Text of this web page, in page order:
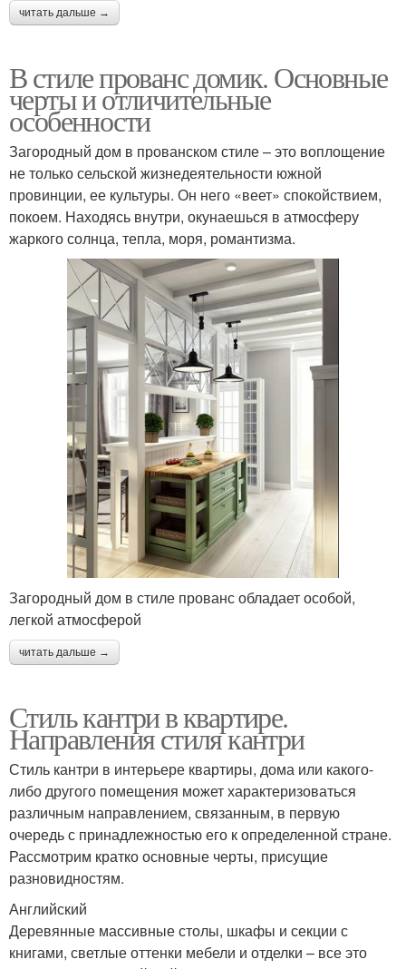
читать дальше →
В стиле прованс домик. Основные
черты и отличительные
особенности
Загородный дом в прованском стиле – это воплощение
не только сельской жизнедеятельности южной
провинции, ее культуры. Он него «веет» спокойствием,
покоем. Находясь внутри, окунаешься в атмосферу
жаркого солнца, тепла, моря, романтизма.
Загородный дом в стиле прованс обладает особой,
легкой атмосферой
читать дальше →
Стиль кантри в квартире.
Направления стиля кантри
Стиль кантри в интерьере квартиры, дома или какого-
либо другого помещения может характеризоваться
различным направлением, связанным, в первую
очередь с принадлежностью его к определенной стране.
Рассмотрим кратко основные черты, присущие
разновидностям.
Английский
Деревянные массивные столы, шкафы и секции с
книгами, светлые оттенки мебели и отделки – все это